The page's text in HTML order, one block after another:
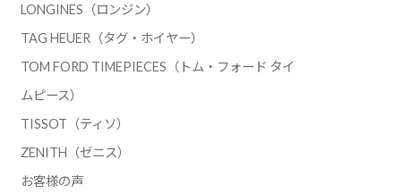
LONGINES（ロンジン）
TAG HEUER（タグ・ホイヤー）
TOM FORD TIMEPIECES（トム・フォード タイ
ムピース）
TISSOT（ティソ）
ZENITH（ゼニス）
お客様の声